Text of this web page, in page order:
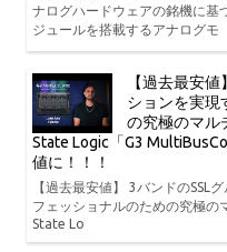
ナログハードウェアの銘機に基
ジュールを搭載するアナログモ
【過去最安
ションを実現
の究極のマル
State Logic「G3
値に！！！
【過去最安値】 3バンドのSSL
フェッショナルのための究極の
State Lo